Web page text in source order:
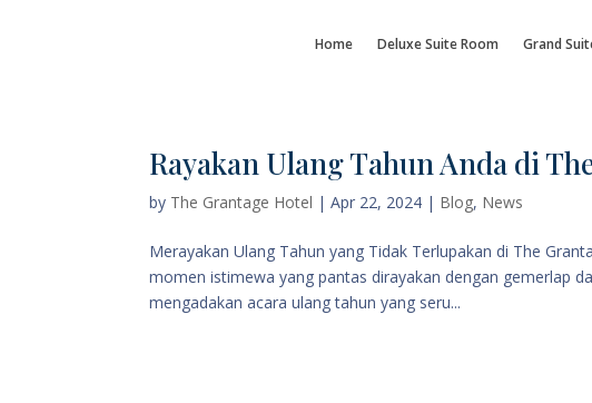
Home Deluxe Suite Room Grand
Rayakan Ulang Tahun Anda di
by The Grantage Hotel |Apr 22, 2024 | Blog, News
Merayakan Ulang Tahun yang Tidak Terlupakan di The
momen istimewa yang pantas dirayakan dengan gemerlap
mengadakan acara ulang tahun yang seru...